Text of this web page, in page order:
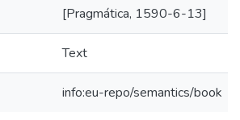
[Pragmática, 1590-6-13]
Text
info:eu-repo/semantics/book